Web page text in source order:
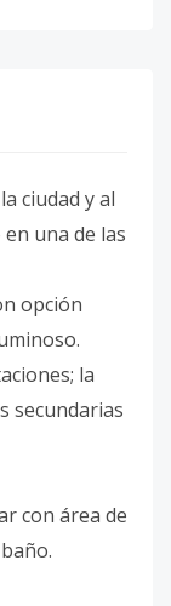
ciudad y al
una de las
opción
la
secundarias
con área de